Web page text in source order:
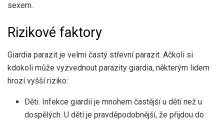
sexem.
Rizikové faktory
Giardia parazit je velmi častý střevní parazit. Ačkoli si
kdokoli může vyzvednout parazity giardia, některým lidem
hrozí vyšší riziko:
Děti. Infekce giardií je mnohem častější u dětí než u
dospělých. U dětí je pravděpodobnější, že přijdou do